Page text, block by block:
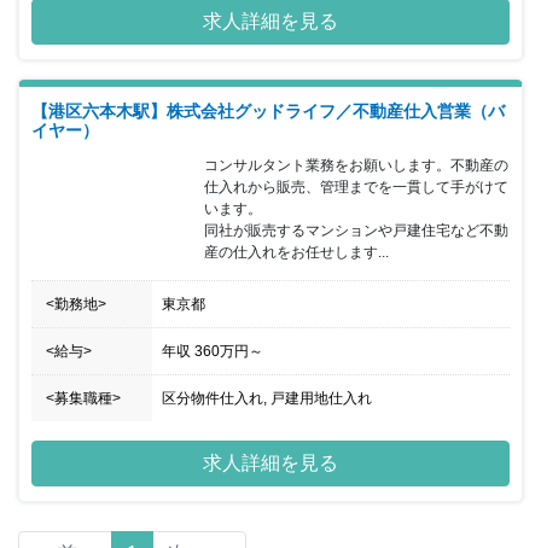
求人詳細を見る
【港区六本木駅】株式会社グッドライフ／不動産仕入営業（バ
イヤー）
コンサルタント業務をお願いします。不動産の
仕入れから販売、管理までを一貫して手がけて
います。
同社が販売するマンションや戸建住宅など不動
産の仕入れをお任せします...
<勤務地> 東京都
<給与> 年収 360万円 ～
<募集職種> 区分物件仕入れ, 戸建用地仕入れ
求人詳細を見る